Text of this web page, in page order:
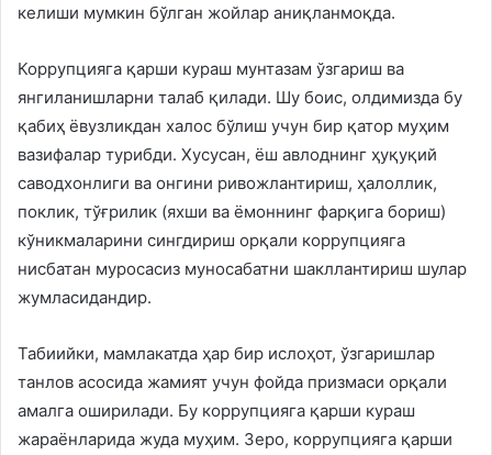
келиши мумкин бўлган жойлар аниқланмоқда.
Коррупцияга қарши кураш мунтазам ўзгариш ва
янгиланишларни талаб қилади. Шу боис, олдимизда бу
қабиҳ ёвузликдан халос бўлиш учун бир қатор муҳим
вазифалар турибди. Хусусан, ёш авлоднинг ҳуқуқий
саводхонлиги ва онгини ривожлантириш, ҳалоллик,
поклик, тўғрилик (яхши ва ёмоннинг фарқига бориш)
кўникмаларини сингдириш орқали коррупцияга
нисбатан муросасиз муносабатни шакллантириш шулар
жумласидандир.
Табиийки, мамлакатда ҳар бир ислоҳот, ўзгаришлар
танлов асосида жамият учун фойда призмаси орқали
амалга оширилади. Бу коррупцияга қарши кураш
жараёнларида жуда муҳим. Зеро, коррупцияга қарши